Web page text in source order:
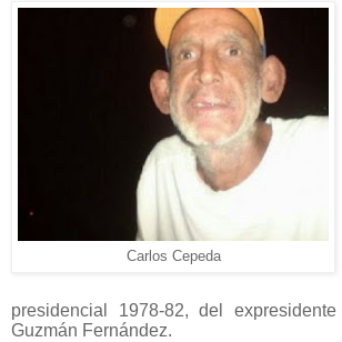
Carlos Cepeda
presidencial 1978-82, del
Guzmán Fernández.